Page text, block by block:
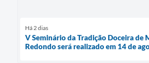
Há 2 dias
V Seminário da Tradição Doceira de
Redondo será realizado em 14 de